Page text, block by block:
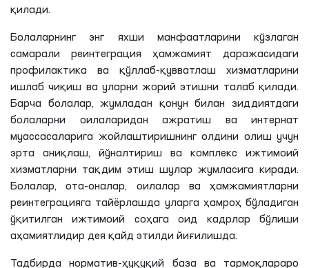
қилади.
Болаларнинг энг яхши манфаатларини кўзлаган
самарали реинтеграция ҳамжамият даражасидаги
профилактика ва қўллаб-қувватлаш хизматларини
ишлаб чиқиш ва уларни жорий этишни талаб қилади.
Барча болалар, жумладан қонун билан зиддиятдаги
болаларни оилаларидан ажратиш ва интернат
муассасаларига жойлаштиришнинг олдини олиш учун
эрта аниқлаш, йўналтириш ва комплекс ижтимоий
хизматларни тақдим этиш шулар жумласига киради.
Болалар, ота-оналар, оилалар ва ҳамжамиятларни
реинтеграцияга тайёрлашда уларга ҳамроҳ бўладиган
ўқитилган ижтимоий соҳага оид кадрлар бўлиши
аҳамиятлидир дея қайд этилди йиғилишда.
Тадбирда норматив-ҳуқуқий база ва тармоқлараро